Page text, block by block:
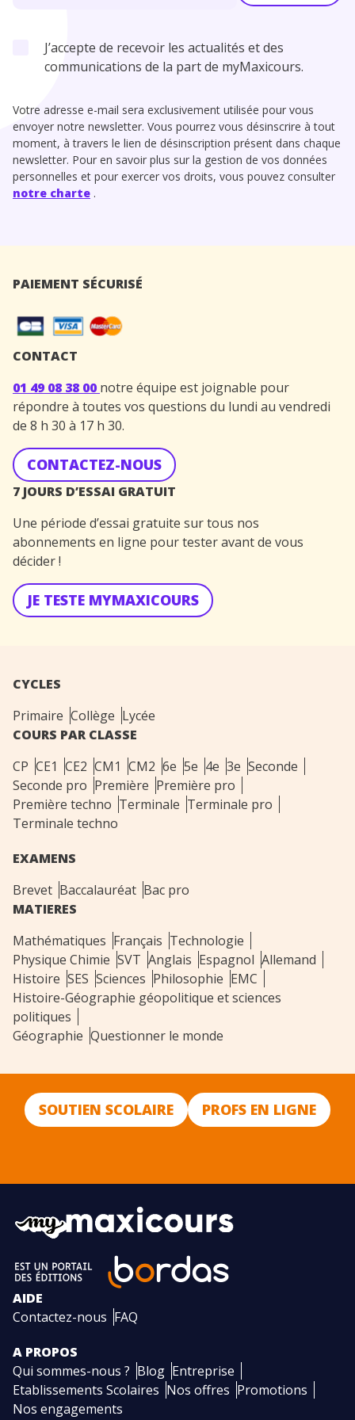
J’accepte de recevoir les actualités et des
communications de la part de myMaxicours.
Votre adresse e-mail sera exclusivement utilisée pour vous
envoyer notre newsletter. Vous pourrez vous désinscrire à tout
moment, à travers le lien de désinscription présent dans chaque
newsletter. Pour en savoir plus sur la gestion de vos données
personnelles et pour exercer vos droits, vous pouvez consulter
notre charte .
PAIEMENT SÉCURISÉ
CONTACT
01 49 08 38 00 notre équipe est joignable pour
répondre à toutes vos questions du lundi au vendredi
de 8 h 30 à 17 h 30.
CONTACTEZ-NOUS
7 JOURS D’ESSAI GRATUIT
Une période d’essai gratuite sur tous nos
abonnements en ligne pour tester avant de vous
décider !
JE TESTE MYMAXICOURS
CYCLES
Primaire Collège Lycée
COURS PAR CLASSE
CP CE1 CE2 CM1 CM2 6e 5e 4e 3e Seconde
Seconde pro Première Première pro
Première techno Terminale Terminale pro
Terminale techno
EXAMENS
Brevet Baccalauréat Bac pro
MATIERES
Mathématiques Français Technologie
Physique Chimie SVT Anglais Espagnol Allemand
Histoire SES Sciences Philosophie EMC
Histoire-Géographie géopolitique et sciences
politiques
Géographie Questionner le monde
SOUTIEN SCOLAIRE PROFS EN LIGNE
AIDE
Contactez-nous FAQ
A PROPOS
Qui sommes-nous ? Blog Entreprise
Etablissements Scolaires Nos offres Promotions
Nos engagements